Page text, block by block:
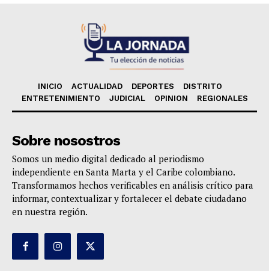
INICIO ACTUALIDAD DEPORTES
DISTRITO
ENTRETENIMIENTO
JUDICIAL OPINION REGIONALES
Sobre nosostros
Somos un medio digital dedicado al periodismo
independiente en Santa Marta y el Caribe colombiano.
Transformamos hechos verificables en análisis crítico para
informar, contextualizar y fortalecer el debate ciudadano
en nuestra región.